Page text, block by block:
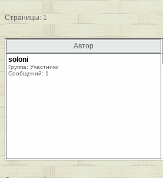
Страницы: 1
Автор
soloni
Группа: Участники
Сообщений: 1